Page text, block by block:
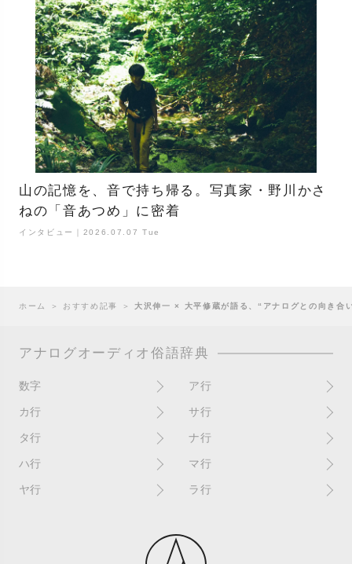
山の記憶を、音で持ち帰る。写真家・野川かさ
ねの「音あつめ」に密着
インタビュー｜2026.07.07 Tue
ホーム ＞ おすすめ記事 ＞大沢伸一 × 大平修蔵が語る、“アナログとの向き
アナログオーディオ俗語辞典
数字
10インチ
4チャンネル
ア行
RPM(33,45)
赤盤
アセテート盤
EPアダプター
インシュレーター
カ行
書き込み
歌詞記載ジャケット
ガチャ盤
サ行
サイン
CDJ
シールド盤
シュリンク残存
白盤
タ行
ターンテーブル
ダイナフレックス
ナ行
2枚使い
ン）
ハ行
ハウリング
マ行
マスターテンポ
マトリックス番号
未開封
ヤ行 ラ行
リイシュー / 再発